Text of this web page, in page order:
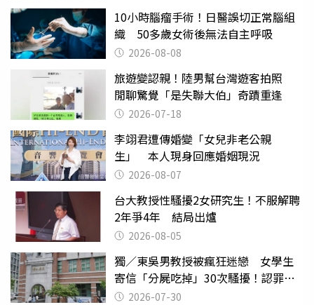
10小時腦瘤手術！日醫誤切正常腦組
織 50多歲女術後無法自主呼吸
2026-08-08
旅遊變認親！陸男幫台灣遊客拍照
閒聊驚覺「是失聯大伯」奇蹟重逢
2026-07-18
李翊君遭傳婚變「女兒非老公親
生」 本人現身回應婚姻現況
2026-08-07
台大教授性騷擾2女研究生！不服解聘
2年爭4年 結局出爐
2026-08-05
獨／東吳男教授被瘋狂迷戀 女學生
寄信「分屍吃掉」30次騷擾！認罪免
關 2026-07-30